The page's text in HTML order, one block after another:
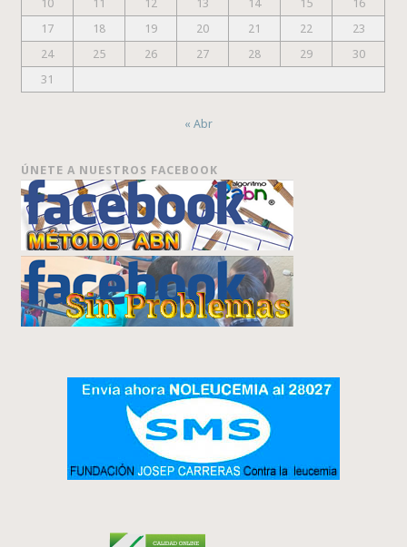
10
11 12 13 14 15
16
17
18 19 20 21 22
23
24
25 26 27 28 29
30
31
« Abr
ÚNETE A NUESTROS FACEBOOK